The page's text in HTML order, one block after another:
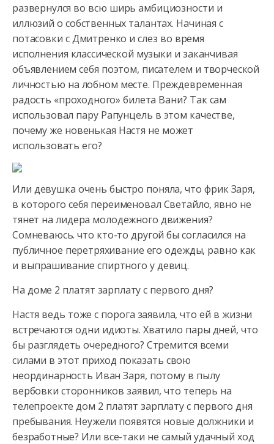
развернулся во всю ширь амбициозности и
иллюзий о собственных талантах. Начиная с
потасовки с Дмитренко и слез во время
исполнения классической музыки и заканчивая
объявлением себя поэтом, писателем и творческой
личностью на лобном месте. Преждевременная
радость «проходного» билета Вани? Так сам
использовал пару Рапунцель в этом качестве,
почему же новенькая Настя не может
использовать его?
Или девушка очень быстро поняла, что фрик Заря,
в которого себя переименовал Светайло, явно не
тянет на лидера молодежного движения?
Сомневаюсь. что кто-то другой бы согласился на
публичное перетряхивание его одежды, равно как
и выпрашивание спиртного у девиц.
На доме 2 платят зарплату с первого дня?
Настя ведь тоже с порога заявила, что ей в жизни
встречаются одни идиоты. Хватило пары дней, что
бы разглядеть очередного? Стремится всеми
силами в этот приход показать свою
неординарность Иван Заря, потому в пылу
вербовки сторонников заявил, что теперь на
телепроекте дом 2 платят зарплату с первого дня
пребывания. Неужели появятся новые должники и
безработные? Или все-таки не самый удачный ход